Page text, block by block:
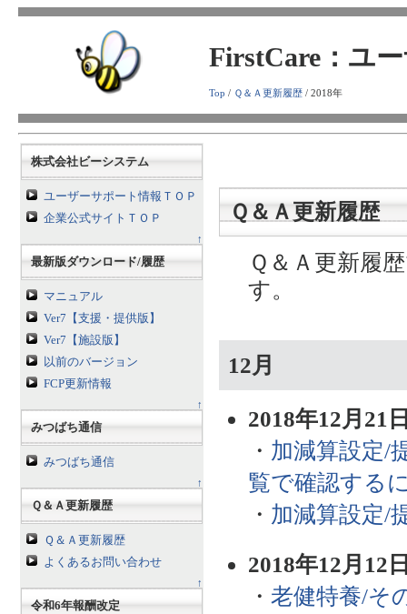
FirstCare：ユ
Top / Ｑ＆Ａ更新履歴/ 2018年
株式会社ビーシステム
ユーザーサポート情報ＴＯＰ
企業公式サイトＴＯＰ
↑
最新版ダウンロード/履歴
マニュアル
Ver7【支援・提供版】
Ver7【施設版】
以前のバージョン
FCP更新情報
↑
みつばち通信
みつばち通信
↑
Ｑ＆Ａ更新履歴
Ｑ＆Ａ更新履歴
よくあるお問い合わせ
↑
令和6年報酬改定
Ｑ＆Ａ更新履歴
Ｑ＆Ａ更新履
す。
12月
2018年12月21
・ 加減算設定/
覧で確認する
・ 加減算設定/
2018年12月12
・ 老健特養/そ